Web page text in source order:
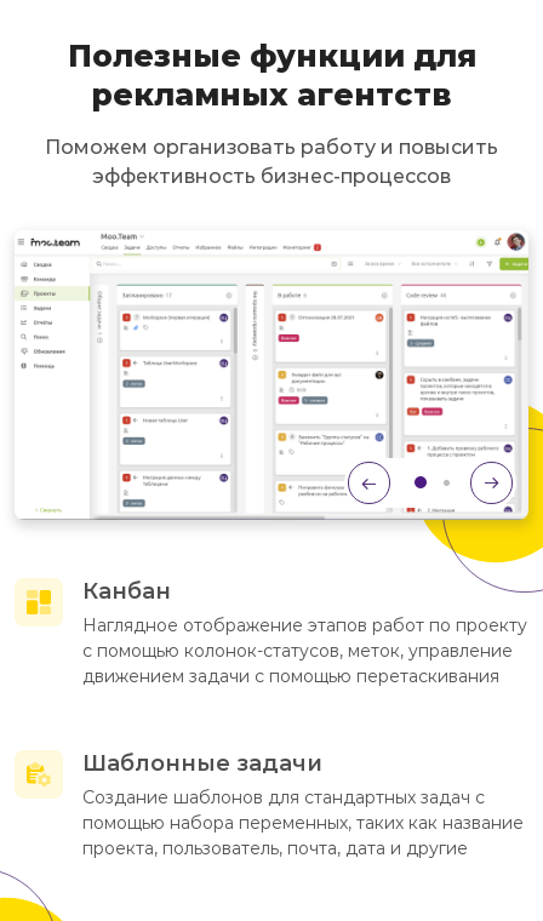
Полезные функции для
рекламных агентств
Поможем организовать работу и повысить
эффективность бизнес-процессов
Канбан
Наглядное отображение этапов работ по проекту
с помощью колонок-статусов, меток, управление
движением задачи с помощью перетаскивания
Шаблонные задачи
Создание шаблонов для стандартных задач с
помощью набора переменных, таких как название
проекта, пользователь, почта, дата и другие